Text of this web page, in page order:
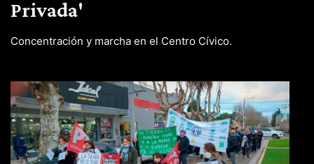
Privada'
Concentración y marcha en el Centro Cívico.